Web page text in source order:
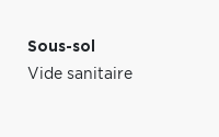
Sous-sol
Vide sanitaire